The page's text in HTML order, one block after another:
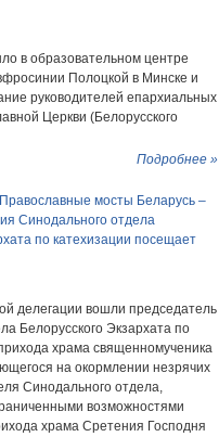
в образовательном центре
Полоцкой в Минске и
руководителей епархиальных
Церкви (Белорусского
Подробнее »
мосты Беларусь –
Синодального отдела
по катехизации посещает
делегации вошли председатель
Белорусского Экзархата по
храма священномученика
на окормлении незрячих
Синодального отдела,
возможностями
храма Сретения Господня